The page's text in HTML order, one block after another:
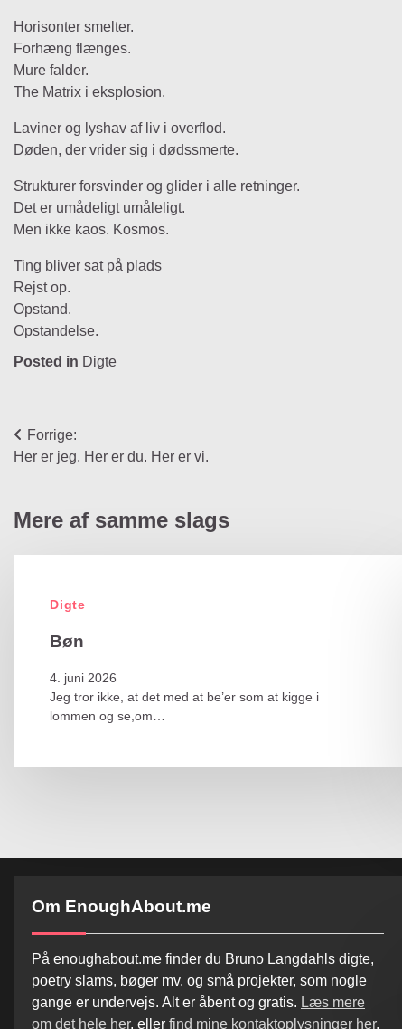
Horisonter smelter.
Forhæng flænges.
Mure falder.
The Matrix i eksplosion.
Laviner og lyshav af liv i overflod.
Døden, der vrider sig i dødssmerte.
Strukturer forsvinder og glider i alle retninger.
Det er umådeligt umåleligt.
Men ikke kaos. Kosmos.
Ting bliver sat på plads
Rejst op.
Opstand.
Opstandelse.
Posted in Digte
Indlægsnavigation
Forrige:
Her er jeg. Her er du. Her er vi.
Mere af samme slags
Digte
Bøn
4. juni 2026
Jeg tror ikke, at det med at be’er som at kigge i
lommen og se,om…
Om EnoughAbout.me
På enoughabout.me finder du Bruno Langdahls digte,
poetry slams, bøger mv. og små projekter, som nogle
gange er undervejs. Alt er åbent og gratis. Læs mere
om det hele her, eller find mine kontaktoplysninger her.